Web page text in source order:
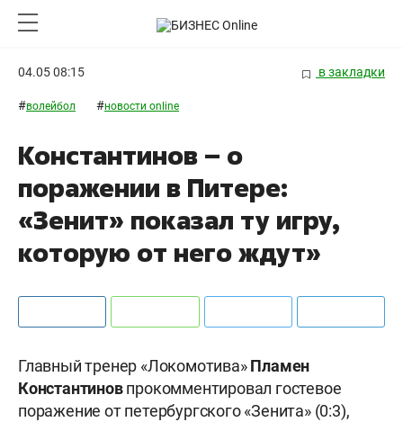
04.05 08:15 в закладки
#волейбол #новости online
Константинов – о
поражении в Питере:
«Зенит» показал ту игру,
которую от него ждут»
Главный тренер «Локомотива»Пламен
Константиновпрокомментировал гостевое
поражение от петербургского «Зенита» (0:3),